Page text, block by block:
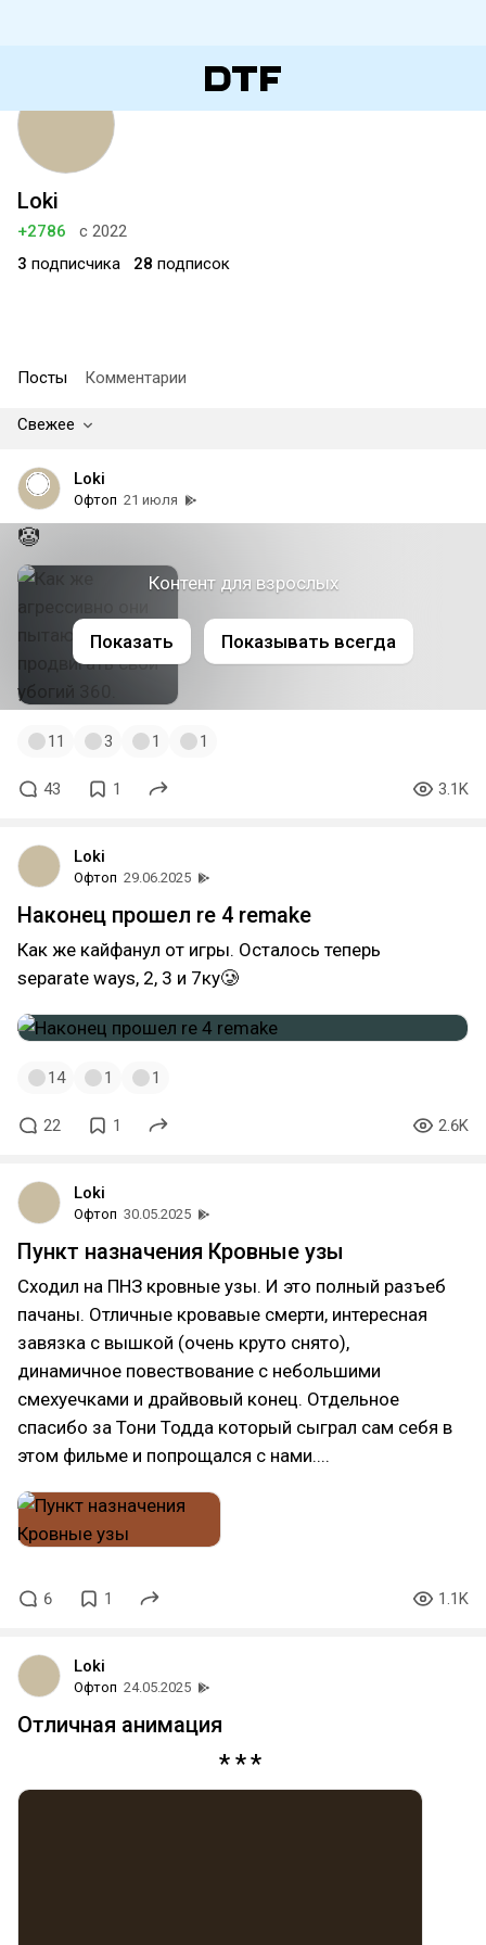
Loki
+2786
с 2022
3 подписчика 28 подписок
Посты Комментарии
Свежее
Loki
Офтоп 21 июля
🤡
Контент для взрослых
Показать Показывать всегда
11 3 1 1
43 1 3.1K
Loki
Офтоп 29.06.2025
Наконец прошел re 4 remake
Как же кайфанул от игры. Осталось теперь
separate ways, 2, 3 и 7ку🥲
14 1 1
22 1 2.6K
Loki
Офтоп 30.05.2025
Пункт назначения Кровные узы
Сходил на ПНЗ кровные узы. И это полный разъеб
пачаны. Отличные кровавые смерти, интересная
завязка с вышкой (очень круто снято),
динамичное повествование с небольшими
смехуечками и драйвовый конец. Отдельное
спасибо за Тони Тодда который сыграл сам себя в
этом фильме и попрощался с нами....
6 1 1.1K
Loki
Офтоп 24.05.2025
Отличная анимация